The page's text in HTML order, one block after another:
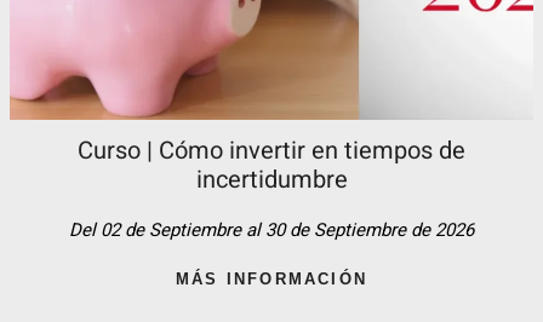
Curso | Cómo invertir en tiempos de
incertidumbre
Del 02 de Septiembre al 30 de Septiembre de 2026
MÁS INFORMACIÓN